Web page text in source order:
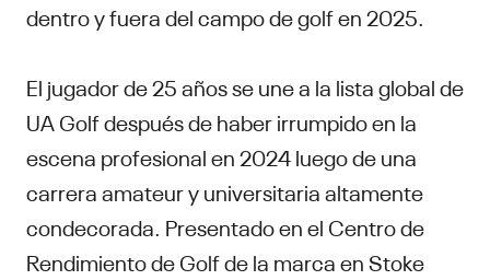
dentro y fuera del campo de golf en 2025.
El jugador de 25 años se une a la lista global de
UA Golf después de haber irrumpido en la
escena profesional en 2024 luego de una
carrera amateur y universitaria altamente
condecorada. Presentado en el Centro de
Rendimiento de Golf de la marca en Stoke